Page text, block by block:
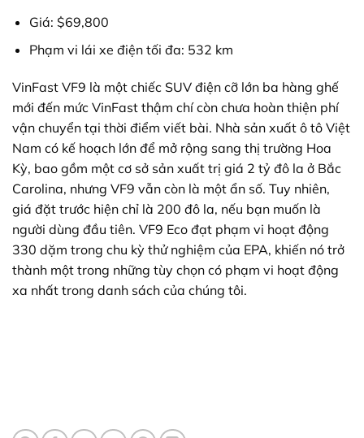
Giá: $69,800
Phạm vi lái xe điện tối đa: 532 km
VinFast VF9 là một chiếc SUV điện cỡ lớn ba hàng ghế
mới đến mức VinFast thậm chí còn chưa hoàn thiện phí
vận chuyển tại thời điểm viết bài. Nhà sản xuất ô tô Việt
Nam có kế hoạch lớn để mở rộng sang thị trường Hoa
Kỳ, bao gồm một cơ sở sản xuất trị giá 2 tỷ đô la ở Bắc
Carolina, nhưng VF9 vẫn còn là một ẩn số. Tuy nhiên,
giá đặt trước hiện chỉ là 200 đô la, nếu bạn muốn là
người dùng đầu tiên. VF9 Eco đạt phạm vi hoạt động
330 dặm trong chu kỳ thử nghiệm của EPA, khiến nó trở
thành một trong những tùy chọn có phạm vi hoạt động
xa nhất trong danh sách của chúng tôi.